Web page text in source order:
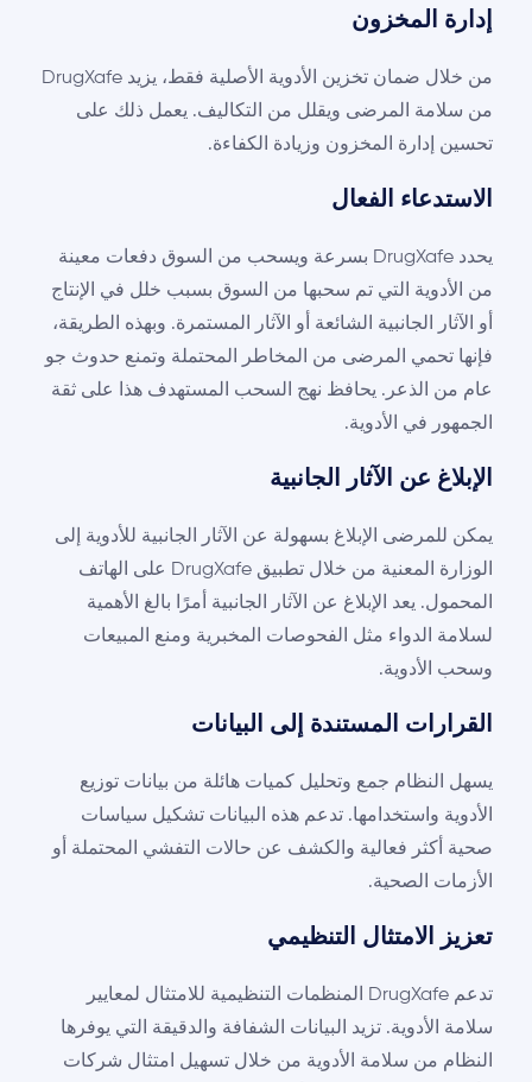
إدارة المخزون
من خلال ضمان تخزين الأدوية الأصلية فقط، يزيد DrugXafe
من سلامة المرضى ويقلل من التكاليف. يعمل ذلك على
تحسين إدارة المخزون وزيادة الكفاءة.
الاستدعاء الفعال
يحدد DrugXafe بسرعة ويسحب من السوق دفعات معينة
من الأدوية التي تم سحبها من السوق بسبب خلل في الإنتاج
أو الآثار الجانبية الشائعة أو الآثار المستمرة. وبهذه الطريقة،
فإنها تحمي المرضى من المخاطر المحتملة وتمنع حدوث جو
عام من الذعر. يحافظ نهج السحب المستهدف هذا على ثقة
الجمهور في الأدوية.
الإبلاغ عن الآثار الجانبية
يمكن للمرضى الإبلاغ بسهولة عن الآثار الجانبية للأدوية إلى
الوزارة المعنية من خلال تطبيق DrugXafe على الهاتف
المحمول. يعد الإبلاغ عن الآثار الجانبية أمرًا بالغ الأهمية
لسلامة الدواء مثل الفحوصات المخبرية ومنع المبيعات
وسحب الأدوية.
القرارات المستندة إلى البيانات
يسهل النظام جمع وتحليل كميات هائلة من بيانات توزيع
الأدوية واستخدامها. تدعم هذه البيانات تشكيل سياسات
صحية أكثر فعالية والكشف عن حالات التفشي المحتملة أو
الأزمات الصحية.
تعزيز الامتثال التنظيمي
تدعم DrugXafe المنظمات التنظيمية للامتثال لمعايير
سلامة الأدوية. تزيد البيانات الشفافة والدقيقة التي يوفرها
النظام من سلامة الأدوية من خلال تسهيل امتثال شركات